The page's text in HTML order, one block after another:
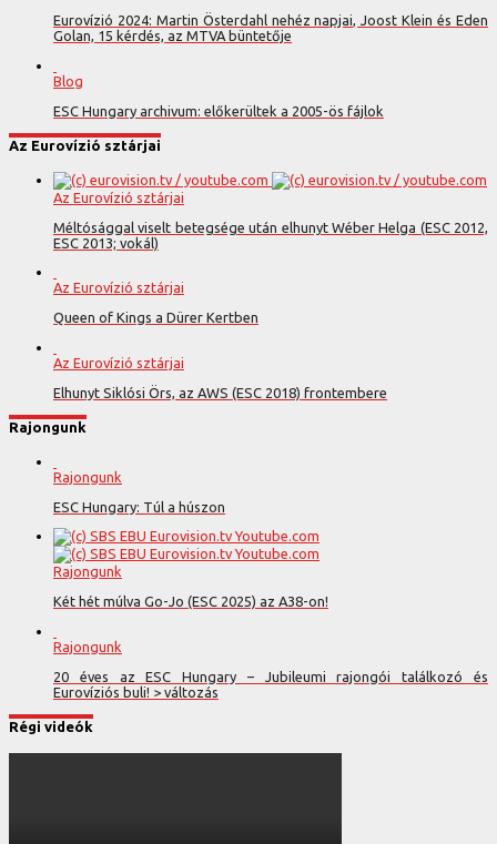
Eurovízió 2024: Martin Österdahl nehéz napjai, Joost Klein és Eden
Golan, 15 kérdés, az MTVA büntetője
Blog
ESC Hungary archivum: előkerültek a 2005-ös fájlok
Az Eurovízió sztárjai
Az Eurovízió sztárjai
Méltósággal viselt betegsége után elhunyt Wéber Helga (ESC 2012,
ESC 2013; vokál)
Az Eurovízió sztárjai
Queen of Kings a Dürer Kertben
Az Eurovízió sztárjai
Elhunyt Siklósi Örs, az AWS (ESC 2018) frontembere
Rajongunk
Rajongunk
ESC Hungary: Túl a húszon
Rajongunk
Két hét múlva Go-Jo (ESC 2025) az A38-on!
Rajongunk
20 éves az ESC Hungary – Jubileumi rajongói találkozó és
Eurovíziós buli! > változás
Régi videók